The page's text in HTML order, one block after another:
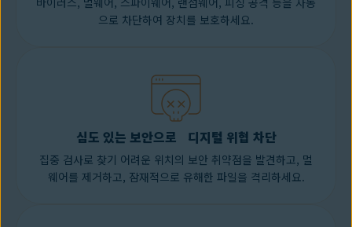
으로 차단하여 장치를 보호하세요.
심도 있는 보안으로 디지털 위협 차단
집중 검사로 찾기 어려운 위치의 보안 취약점을 발견하고, 멀
웨어를 제거하고, 잠재적으로 유해한 파일을 격리하세요.